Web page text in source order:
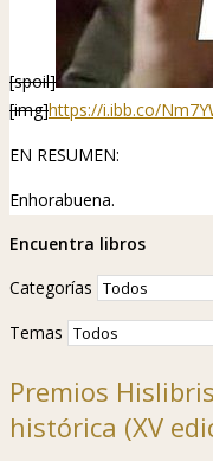
[spoil]
[img]https://i.ibb.co/
EN RESUMEN:
Enhorabuena.
Encuentra libros
Categorías
Temas
Premios
histórica (XV